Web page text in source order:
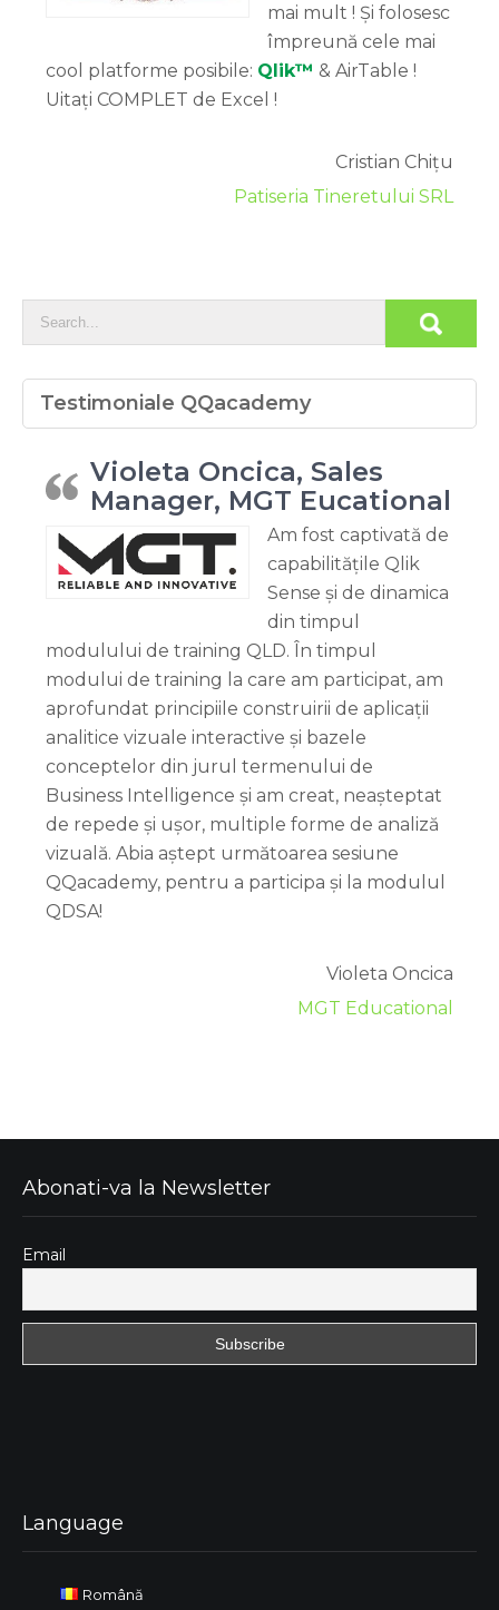
mai mult ! Și folosesc
împreună cele mai
cool platforme posibile: Qlik™ & AirTable !
Uitați COMPLET de Excel !
Cristian Chițu
Patiseria Tineretului SRL
Testimoniale QQacademy
Violeta Oncica, Sales
Manager, MGT Eucational
Am fost captivată de
capabilitățile Qlik
Sense și de dinamica
din timpul
modulului de training QLD. În timpul
modului de training la care am participat, am
aprofundat principiile construirii de aplicații
analitice vizuale interactive și bazele
conceptelor din jurul termenului de
Business Intelligence și am creat, neașteptat
de repede și ușor, multiple forme de analiză
vizuală. Abia aștept următoarea sesiune
QQacademy, pentru a participa și la modulul
QDSA!
Violeta Oncica
MGT Educational
Abonati-va la Newsletter
Email
Language
Română